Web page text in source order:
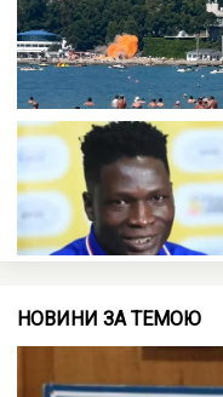
НОВИНИ ЗА ТЕМОЮ